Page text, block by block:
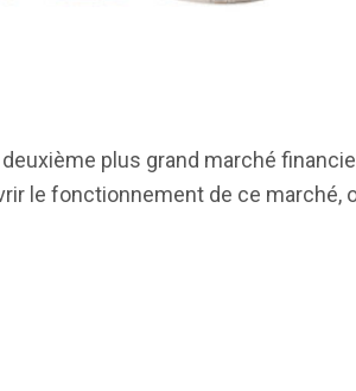
plus grand marché
le fonctionnement de ce marché,